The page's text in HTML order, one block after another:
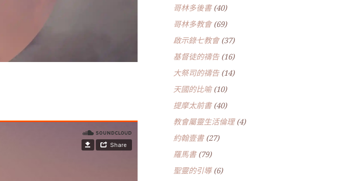
哥林多後書(40)
哥林多教會(69)
啟示錄七教會(37)
基督徒的禱告(16)
大祭司的禱告(14)
天國的比喻(10)
提摩太前書(40)
教會屬靈生活倫理(4)
約翰壹書(27)
羅馬書(79)
聖靈的引導(6)